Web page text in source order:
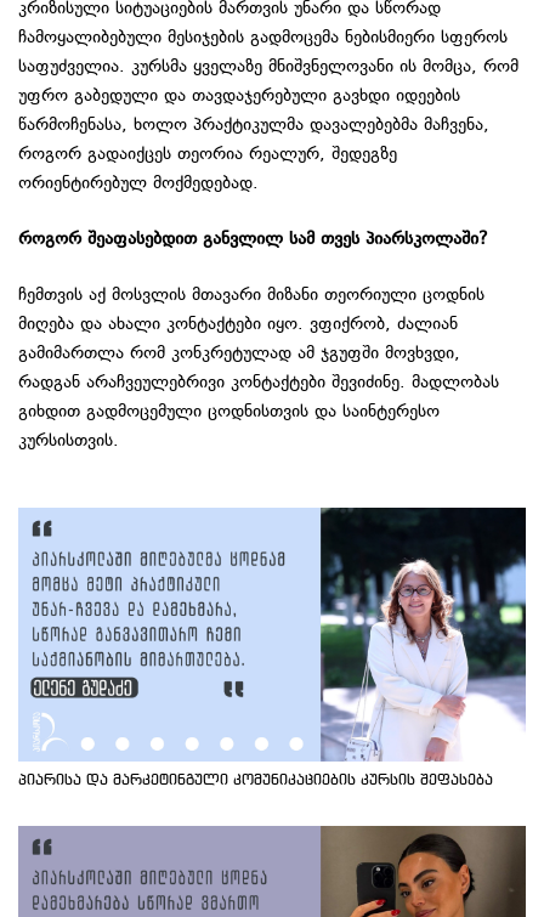
კრიზისული სიტუაციების მართვის უნარი და სწორად
ჩამოყალიბებული მესიჯების გადმოცემა ნებისმიერი სფეროს
საფუძველია. კურსმა ყველაზე მნიშვნელოვანი ის მომცა, რომ
უფრო გაბედული და თავდაჯერებული გავხდი იდეების
წარმოჩენასა, ხოლო პრაქტიკულმა დავალებებმა მაჩვენა,
როგორ გადაიქცეს თეორია რეალურ, შედეგზე
ორიენტირებულ მოქმედებად.
როგორ შეაფასებდით განვლილ სამ თვეს პიარსკოლაში?
ჩემთვის აქ მოსვლის მთავარი მიზანი თეორიული ცოდნის
მიღება და ახალი კონტაქტები იყო. ვფიქრობ, ძალიან
გამიმართლა რომ კონკრეტულად ამ ჯგუფში მოვხვდი,
რადგან არაჩვეულებრივი კონტაქტები შევიძინე. მადლობას
გიხდით გადმოცემული ცოდნისთვის და საინტერესო
კურსისთვის.
პიარისა და მარკეტინგული კომუნიკაციების კურსის შეფასება